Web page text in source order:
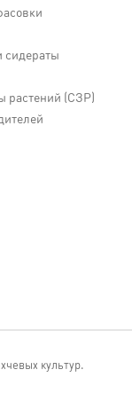
сидераты
растений (СЗР)
культур.